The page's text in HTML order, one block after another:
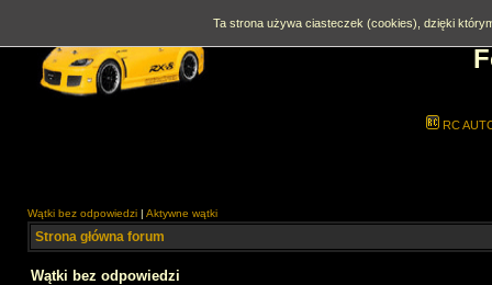
RC
Wątki bez odpowiedzi | Aktywne wątki
Strona główna forum
Wątki bez odpowiedzi
Ta strona używa ciasteczek (cookies), dzięki